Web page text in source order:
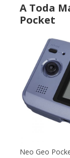
A Toda
Pocket
Neo Geo